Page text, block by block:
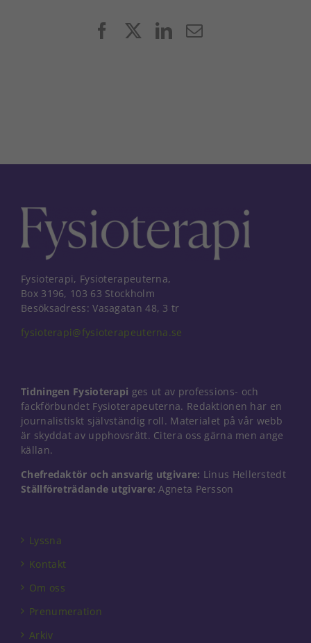
FacebookLinkedIn
E-
Fysioterapi, Fysioterapeuterna,
Box 3196, 103 63 Stockholm
Besöksadress: Vasagatan 48, 3 tr
fysioterapi@fysioterapeuterna.se
Tidningen Fysioterapi ges ut av professions- och
fackförbundet Fysioterapeuterna. Redaktionen har en
journalistiskt självständig roll. Materialet på vår webb
är skyddat av upphovsrätt. Citera oss gärna men ange
källan.
Chefredaktör och ansvarig utgivare: Linus Hellerstedt
Ställföreträdande utgivare: Agneta Persson
Lyssna
Kontakt
Om oss
Prenumeration
Arkiv
Dessa kakor
går inte att
välja bort. De
behövs för
att hemsidan
taget ska
fungera.